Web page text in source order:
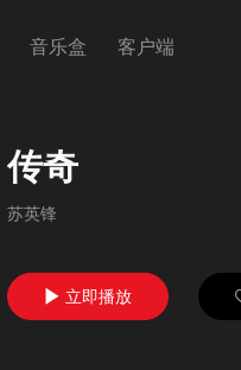
音乐盒 客户端
传奇
苏英锋
 立即播放